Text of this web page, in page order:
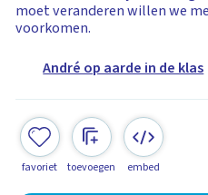
moet veranderen willen we
voorkomen.
André op aarde in de klas
favoriet toevoegen embed